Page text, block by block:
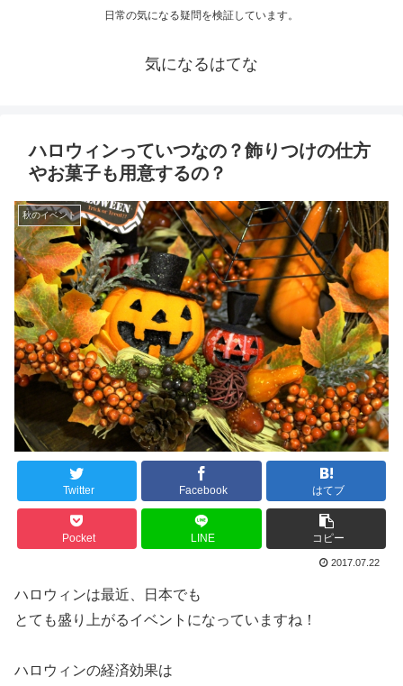
日常の気になる疑問を検証しています。
気になるはてな
ハロウィンっていつなの？飾りつけの仕方
やお菓子も用意するの？
秋のイベント
Twitter Facebook はてブ
Pocket LINE コピー
2017.07.22
ハロウィンは最近、日本でも
とても盛り上がるイベントになっていますね！
ハロウィンの経済効果は